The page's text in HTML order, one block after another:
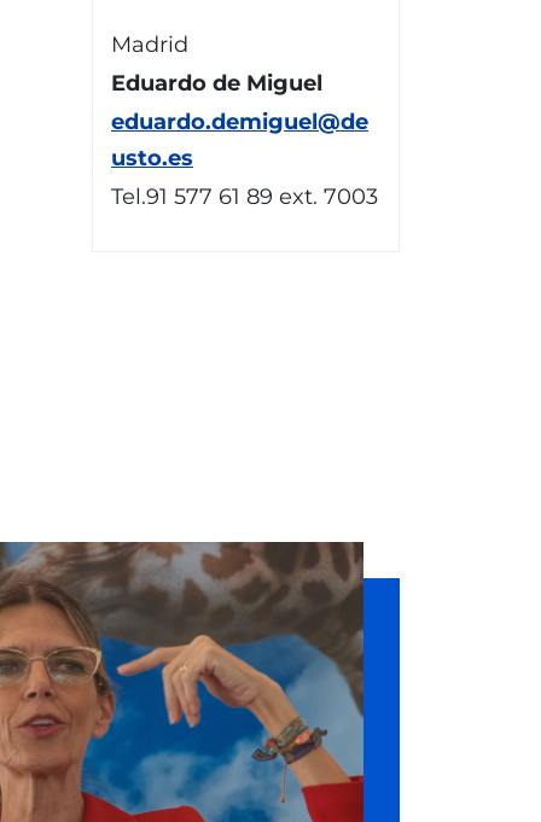
Madrid
Eduardo de Miguel
eduardo.demiguel@de
usto.es
Tel.91 577 61 89 ext. 7003